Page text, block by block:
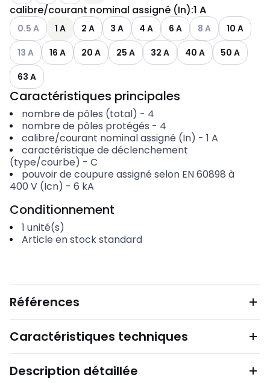
calibre/courant nominal assigné (In):1 A
Voir les options disponibles
0.5 A 1 A 2 A 3 A 4 A 6 A Voir les options
8 A
10 A
Voir les options disponibles
13 A 16 A 20 A 25 A 32 A 40 A
50 A
63 A
Caractéristiques principales
nombre de pôles (total) - 4
nombre de pôles protégés - 4
calibre/courant nominal assigné (In) - 1 A
caractéristique de déclenchement
(type/courbe) - C
pouvoir de coupure assigné selon EN 60898 à
400 V (Icn) - 6 kA
Conditionnement
1 unité(s)
Article en stock standard
Références
Caractéristiques techniques
Description détaillée